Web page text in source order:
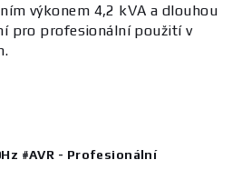
výkonem 4,2 kVA a dlouhou
pro profesionální použití v
#AVR - Profesionální